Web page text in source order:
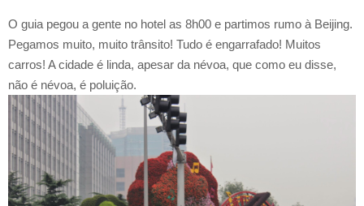
O guia pegou a gente no hotel as 8h00 e partimos rumo à Beijing.
Pegamos muito, muito trânsito! Tudo é engarrafado! Muitos
carros! A cidade é linda, apesar da névoa, que como eu disse,
não é névoa, é poluição.